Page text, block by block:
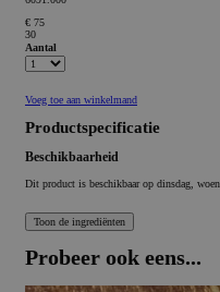
€ 75
30
Aantal
Voeg toe aan winkelmand
Productspecificatie
Beschikbaarheid
Dit product is beschikbaar op dinsdag,
Probeer ook eens...